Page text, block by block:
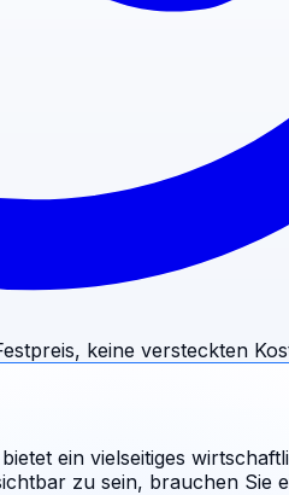
keine versteckten
ein vielseitiges
zu sein, brauchen Sie